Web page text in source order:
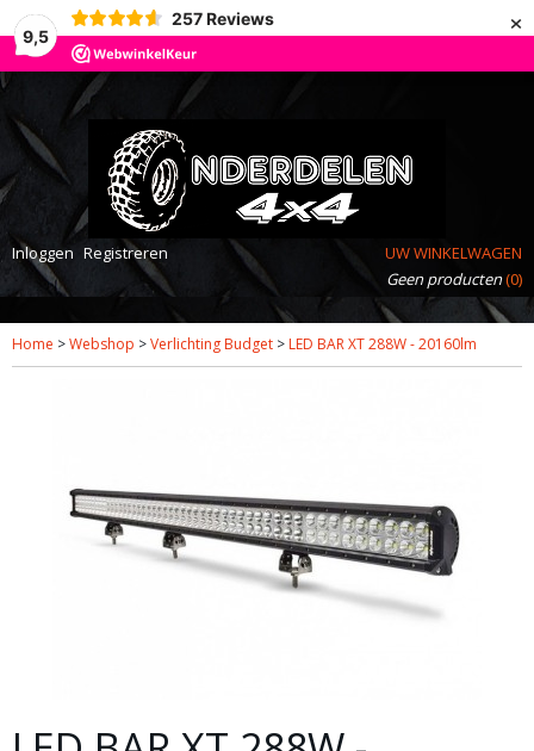
9,5
257 Reviews ×
Inloggen Registreren
UW WINKELWAGEN
Geen producten(0)
Home >Webshop >Verlichting Budget > LED BAR XT 288W - 20160lm